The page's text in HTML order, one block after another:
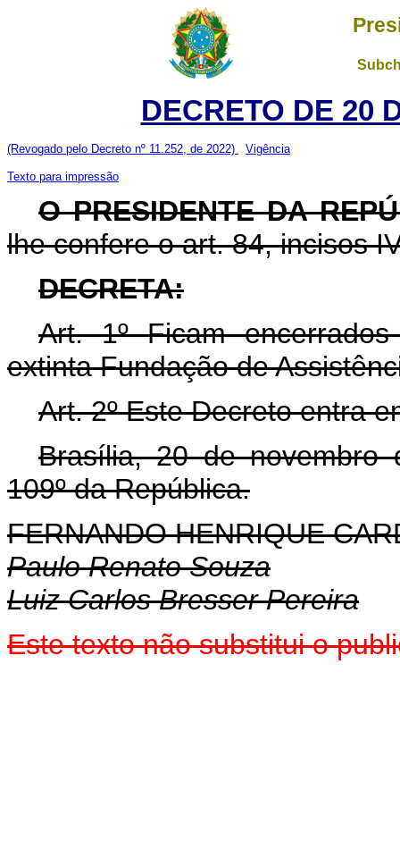
DECRETO DE 20
(Revogado pelo Decreto nº 11.252, de 2022) Vigência
Texto para impressão
O PRESIDENTE DA
lhe confere o art. 84, incisos
DECRETA:
Art. 1º Ficam
extinta Fundação de
Art. 2º Este Decreto entra
Brasília, 20 de novembro
109º da República.
FERNANDO HENRIQUE
Paulo Renato Souza
Luiz Carlos Bresser Pereira
Este texto não substitui o